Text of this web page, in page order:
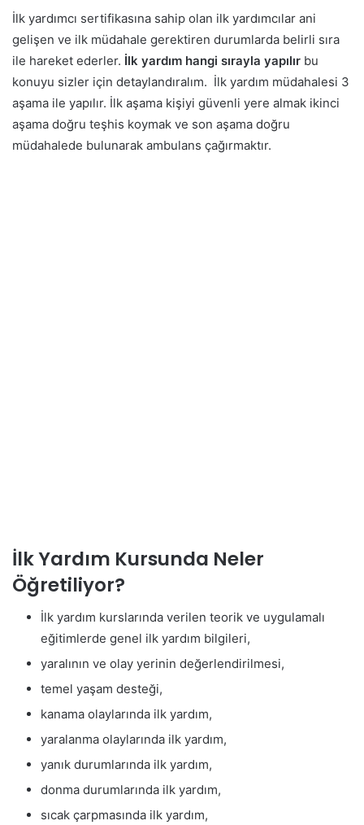
İlk yardımcı sertifikasına sahip olan ilk yardımcılar ani
gelişen ve ilk müdahale gerektiren durumlarda belirli sıra
ile hareket ederler. İlk yardım hangi sırayla yapılır bu
konuyu sizler için detaylandıralım. İlk yardım müdahalesi 3
aşama ile yapılır. İlk aşama kişiyi güvenli yere almak ikinci
aşama doğru teşhis koymak ve son aşama doğru
müdahalede bulunarak ambulans çağırmaktır.
İlk Yardım Kursunda Neler
Öğretiliyor?
İlk yardım kurslarında verilen teorik ve uygulamalı
eğitimlerde genel ilk yardım bilgileri,
yaralının ve olay yerinin değerlendirilmesi,
temel yaşam desteği,
kanama olaylarında ilk yardım,
yaralanma olaylarında ilk yardım,
yanık durumlarında ilk yardım,
donma durumlarında ilk yardım,
sıcak çarpmasında ilk yardım,